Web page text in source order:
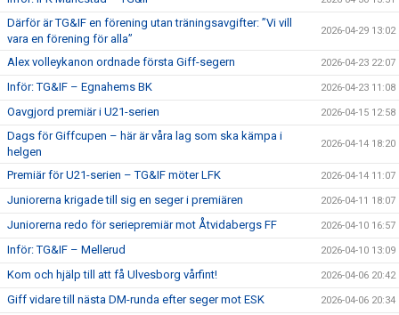
Därför är TG&IF en förening utan träningsavgifter: ”Vi vill
vara en förening för alla”
2026-04-29 13:02
Alex volleykanon ordnade första Giff-segern 2026-04-23 22:07
Inför: TG&IF – Egnahems BK 2026-04-23 11:08
Oavgjord premiär i U21-serien 2026-04-15 12:58
Dags för Giffcupen – här är våra lag som ska kämpa i
helgen
2026-04-14 18:20
Premiär för U21-serien – TG&IF möter LFK 2026-04-14 11:07
Juniorerna krigade till sig en seger i premiären 2026-04-11 18:07
Juniorerna redo för seriepremiär mot Åtvidabergs FF 2026-04-10 16:57
Inför: TG&IF – Mellerud 2026-04-10 13:09
Kom och hjälp till att få Ulvesborg vårfint! 2026-04-06 20:42
Giff vidare till nästa DM-runda efter seger mot ESK 2026-04-06 20:34